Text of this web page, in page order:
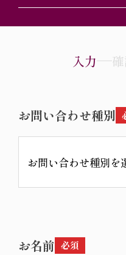
ますのでご了承く
入力
お問い合わせ種別
お名前